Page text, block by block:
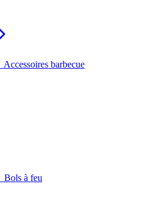
Accessoires barbecue
Bols à feu